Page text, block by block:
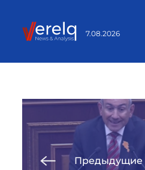
7.08.2026
Предыдущие